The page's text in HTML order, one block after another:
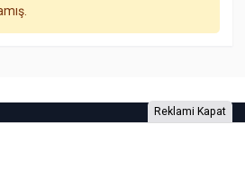
Reklami Kapat